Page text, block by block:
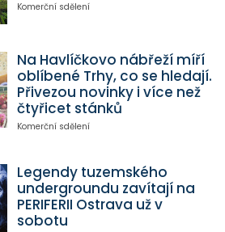
Komerční sdělení
Na Havlíčkovo nábřeží míří
oblíbené Trhy, co se hledají.
Přivezou novinky i více než
čtyřicet stánků
Komerční sdělení
Legendy tuzemského
undergroundu zavítají na
PERIFERII Ostrava už v
sobotu